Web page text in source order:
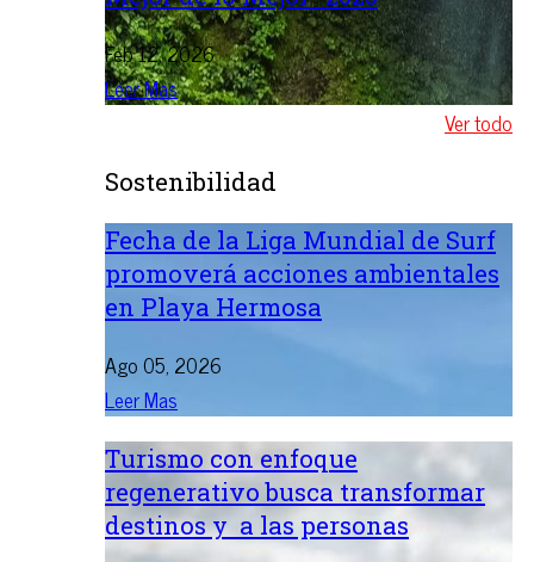
Feb 12, 2026
Leer Mas
Ver todo
Sostenibilidad
Fecha de la Liga Mundial de Surf
promoverá acciones ambientales
en Playa Hermosa
Ago 05, 2026
Leer Mas
Turismo con enfoque
regenerativo busca transformar
destinos y a las personas